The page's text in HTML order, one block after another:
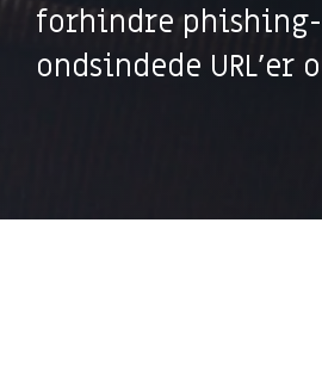
forhindre
ondsindede URL’er